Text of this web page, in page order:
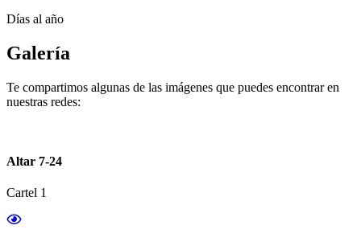
Días al año
Galería
Te compartimos algunas de las imágenes que puedes encontrar en
nuestras redes:
Altar 7-24
Cartel 1